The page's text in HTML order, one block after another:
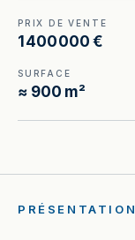
PRIX DE VENTE
1 400 000 €
SURFACE
≈ 900 m²
PRÉSENTATION